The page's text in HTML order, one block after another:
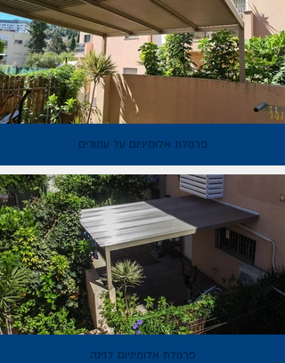
פרגולת אלומיניום על עמודים
פרגולת אלומיניום לגינה